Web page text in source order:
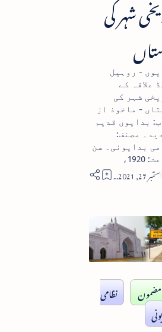
شہر کی
- روہیل
علاقہ کے
شہر کی
- ماخوذ از
بدایوں قدیم
مصنف:
بدایونی۔ سن
11
مضمون
نظامی